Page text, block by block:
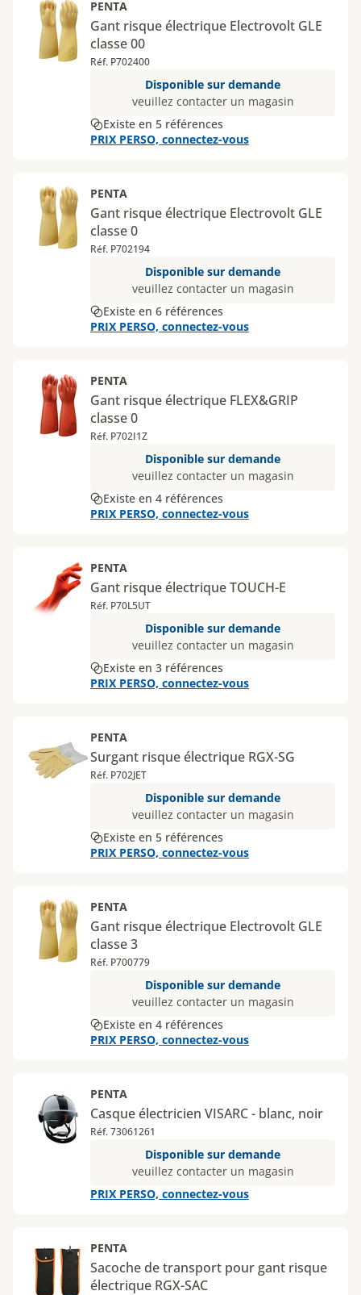
PENTA
Gant risque électrique Electrovolt GLE
classe 00
Réf. P702400
Disponible sur demande
veuillez contacter un magasin
Existe en 5 références
PRIX PERSO, connectez-vous
PENTA
Gant risque électrique Electrovolt GLE
classe 0
Réf. P702194
Disponible sur demande
veuillez contacter un magasin
Existe en 6 références
PRIX PERSO, connectez-vous
PENTA
Gant risque électrique FLEX&GRIP
classe 0
Réf. P702I1Z
Disponible sur demande
veuillez contacter un magasin
Existe en 4 références
PRIX PERSO, connectez-vous
PENTA
Gant risque électrique TOUCH-E
Réf. P70L5UT
Disponible sur demande
veuillez contacter un magasin
Existe en 3 références
PRIX PERSO, connectez-vous
PENTA
Surgant risque électrique RGX-SG
Réf. P702JET
Disponible sur demande
veuillez contacter un magasin
Existe en 5 références
PRIX PERSO, connectez-vous
PENTA
Gant risque électrique Electrovolt GLE
classe 3
Réf. P700779
Disponible sur demande
veuillez contacter un magasin
Existe en 4 références
PRIX PERSO, connectez-vous
PENTA
Casque électricien VISARC - blanc, noir
Réf. 73061261
Disponible sur demande
veuillez contacter un magasin
PRIX PERSO, connectez-vous
PENTA
Sacoche de transport pour gant risque
électrique RGX-SAC